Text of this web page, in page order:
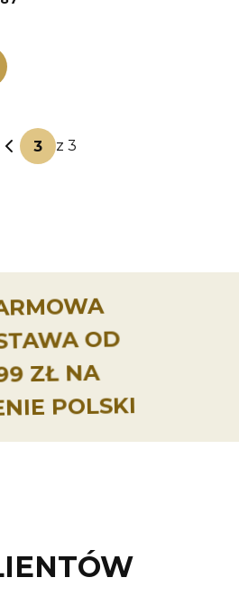
z 3
OD
ZŁ NA
POLSKI